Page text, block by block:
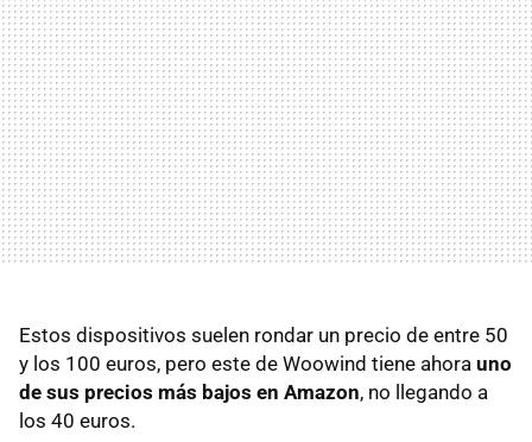
Estos dispositivos suelen rondar un precio de entre 50
y los 100 euros, pero este de Woowind tiene ahora uno
de sus precios más bajos en Amazon, no llegando a
los 40 euros.